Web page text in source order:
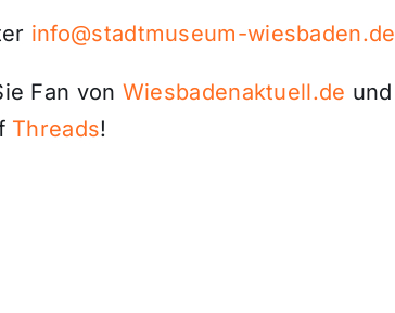
info@stadtmuseum-wiesbaden.de
Fan von Wiesbadenaktuell.de und
Threads!